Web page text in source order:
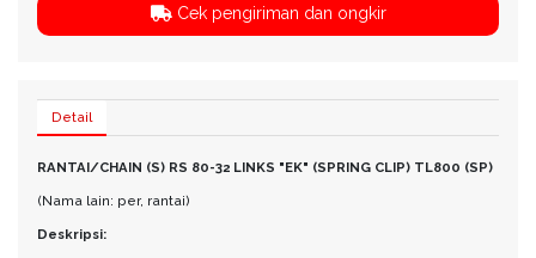
Cek pengiriman dan ongkir
Detail
RANTAI/CHAIN (S) RS 80-32 LINKS "EK" (SPRING CLIP) TL800 (SP)
(Nama lain: per, rantai)
Deskripsi: